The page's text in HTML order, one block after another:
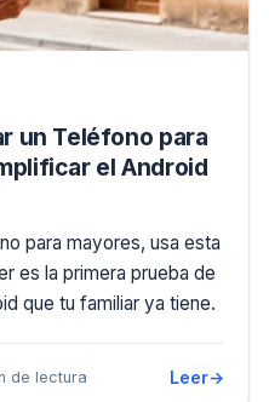
un Teléfono para
el Android
para mayores, usa esta
es la primera prueba de
que tu familiar ya tiene.
de lectura Leer